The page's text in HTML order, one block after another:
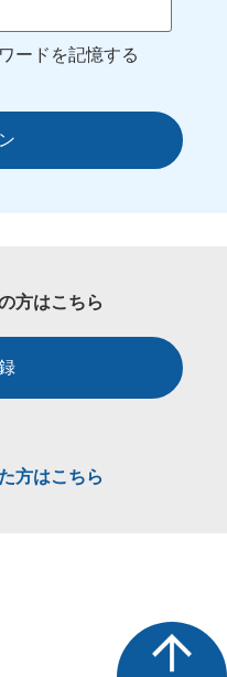
ードを記憶する
方はこちら
方はこちら